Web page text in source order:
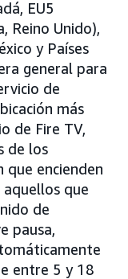
EU5
Reino Unido),
y Países
general para
de
más
de Fire TV,
de los
que encienden
aquellos que
de
pausa,
entre 5 y 18